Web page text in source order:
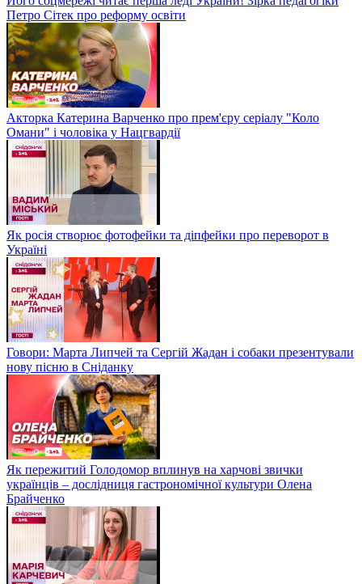
Петро Сітек про реформу освіти
Акторка Катерина Варченко про прем'єру серіалу "Коло
Омани" і чоловіка у Нацгвардії
Як росія створює фотофейки та діпфейки про переворот в
Україні
Говори: Марта Липчей та Сергій Жадан і собаки презентували
нову пісню в Сніданку
Як пережитий Голодомор вплинув на харчові звички
українців – дослідниця гастрономічної культури Олена
Брайченко